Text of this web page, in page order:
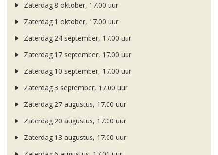
Zaterdag 8 oktober, 17.00 uur
Zaterdag 1 oktober, 17.00 uur
Zaterdag 24 september, 17.00 uur
Zaterdag 17 september, 17.00 uur
Zaterdag 10 september, 17.00 uur
Zaterdag 3 september, 17.00 uur
Zaterdag 27 augustus, 17.00 uur
Zaterdag 20 augustus, 17.00 uur
Zaterdag 13 augustus, 17.00 uur